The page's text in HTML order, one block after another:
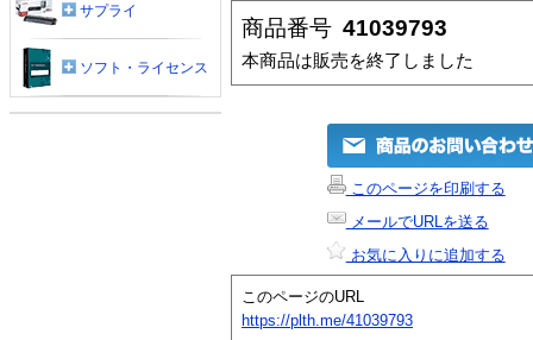
商品番号 41039793
本商品は販売を終了しました
このページを印刷する
メールでURLを送る
お気に入りに追加する
このページのURL
https://plth.me/41039793
サプライ
ソフト・ライセンス